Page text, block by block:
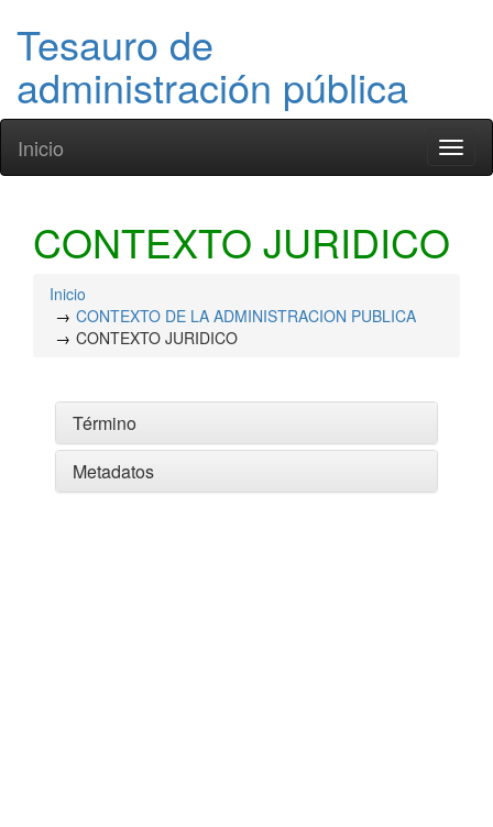
Tesauro de
administración pública
Inicio
CONTEXTO JURIDICO
Inicio
CONTEXTO DE LA ADMINISTRACION PUBLICA
CONTEXTO JURIDICO
Término
Metadatos